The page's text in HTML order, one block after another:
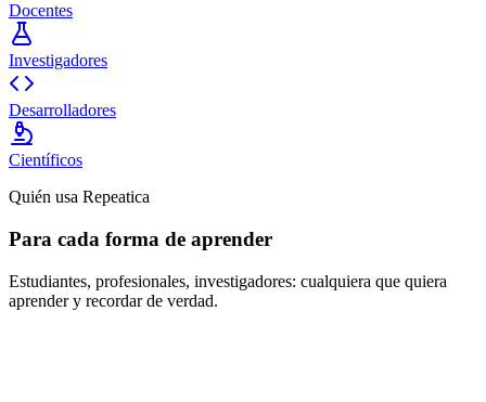
Docentes
Investigadores
Desarrolladores
Científicos
Quién usa Repeatica
Para cada forma de aprender
Estudiantes, profesionales, investigadores: cualquiera que quiera
aprender y recordar de verdad.